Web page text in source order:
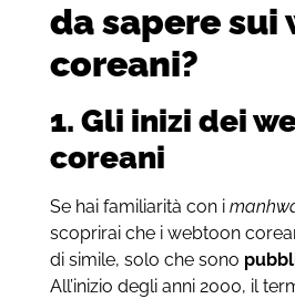
da sapere sui
coreani?
1. Gli inizi dei
coreani
Se hai familiarità con i
scoprirai che i webtoon
di simile, solo che sono
All’inizio degli anni 2000, il